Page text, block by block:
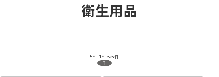
衛生用品
5件 1件～5件
1